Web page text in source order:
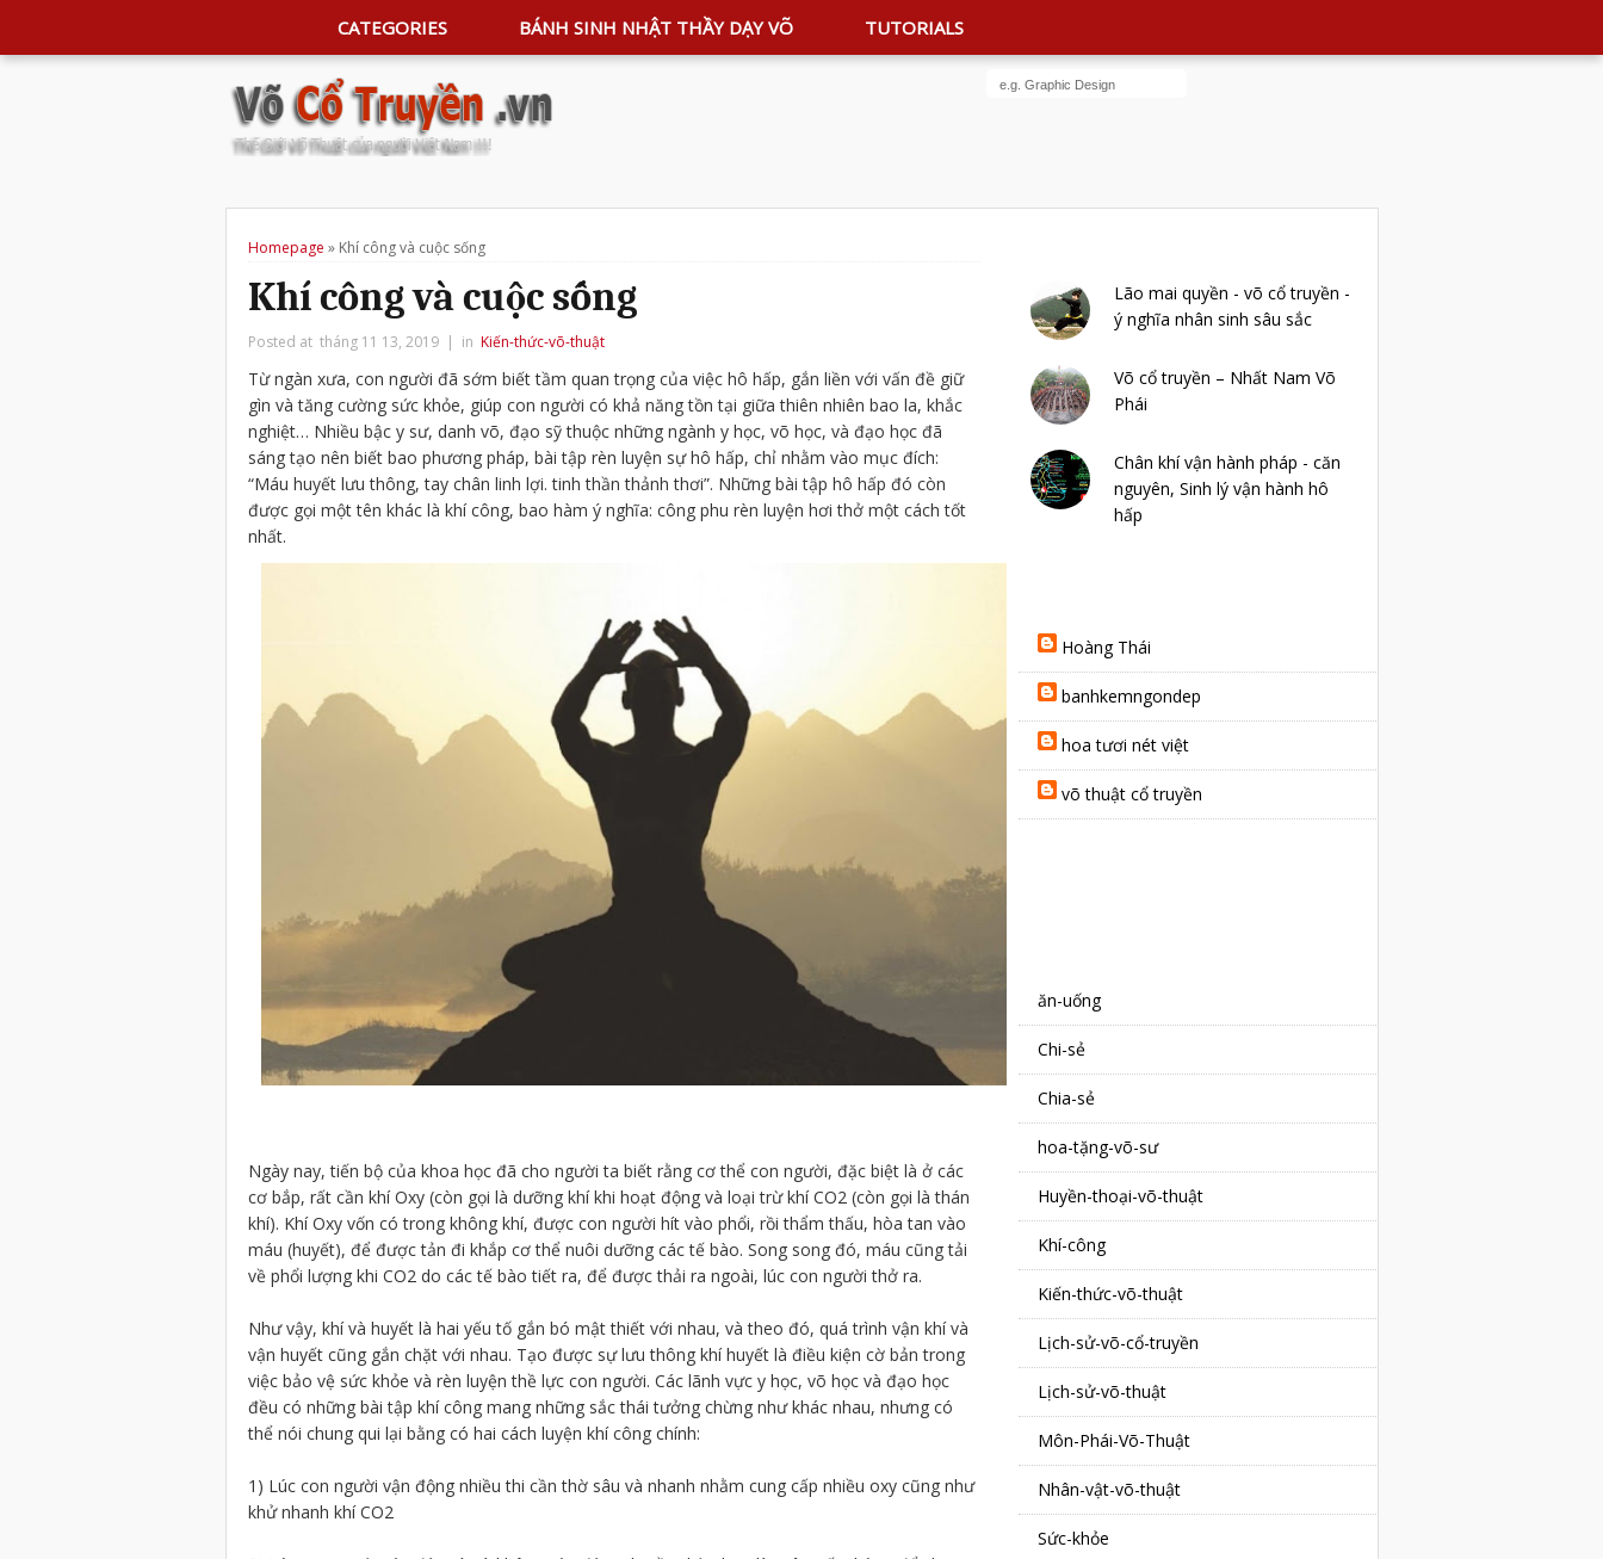
CATEGORIES BÁNH SINH NHẬT THẦY DẠY VÕ TUTORIALS
Homepage » Khí công và cuộc sống
Khí công và cuộc sống
Posted at tháng 11 13, 2019 | in Kiến-thức-võ-thuật
Từ ngàn xưa, con người đã sớm biết tầm quan trọng của việc hô hấp, gắn liền với vấn đề giữ
gìn và tăng cường sức khỏe, giúp con người có khả năng tồn tại giữa thiên nhiên bao la, khắc
nghiệt… Nhiều bậc y sư, danh võ, đạo sỹ thuộc những ngành y học, võ học, và đạo học đã
sáng tạo nên biết bao phương pháp, bài tập rèn luyện sự hô hấp, chỉ nhằm vào mục đích:
“Máu huyết lưu thông, tay chân linh lợi. tinh thần thảnh thơi”. Những bài tập hô hấp đó còn
được gọi một tên khác là khí công, bao hàm ý nghĩa: công phu rèn luyện hơi thở một cách tốt
nhất.
Ngày nay, tiến bộ của khoa học đã cho người ta biết rằng cơ thể con người, đặc biệt là ở các
cơ bắp, rất cần khí Oxy (còn gọi là dưỡng khí khi hoạt động và loại trừ khí CO2 (còn gọi là thán
khí). Khí Oxy vốn có trong không khí, được con người hít vào phổi, rồi thẩm thấu, hòa tan vào
máu (huyết), để được tản đi khắp cơ thể nuôi dưỡng các tế bào. Song song đó, máu cũng tải
về phổi lượng khi CO2 do các tế bào tiết ra, để được thải ra ngoài, lúc con người thở ra.
Như vậy, khí và huyết là hai yếu tố gắn bó mật thiết với nhau, và theo đó, quá trình vận khí và
vận huyết cũng gắn chặt với nhau. Tạo được sự lưu thông khí huyết là điều kiện cờ bản trong
việc bảo vệ sức khỏe và rèn luyện thề lực con người. Các lãnh vực y học, võ học và đạo học
đều có những bài tập khí công mang những sắc thái tưởng chừng như khác nhau, nhưng có
thể nói chung qui lại bằng có hai cách luyện khí công chính:
1) Lúc con người vận động nhiều thi cần thờ sâu và nhanh nhằm cung cấp nhiều oxy cũng như
khử nhanh khí CO2
Lão mai quyền - võ cổ truyền -
ý nghĩa nhân sinh sâu sắc
Võ cổ truyền – Nhất Nam Võ
Phái
Chân khí vận hành pháp - căn
nguyên, Sinh lý vận hành hô
hấp
Hoàng Thái
banhkemngondep
hoa tươi nét việt
võ thuật cổ truyền
ăn-uống
Chi-sẻ
Chia-sẻ
hoa-tặng-võ-sư
Huyền-thoại-võ-thuật
Khí-công
Kiến-thức-võ-thuật
Lịch-sử-võ-cổ-truyền
Lịch-sử-võ-thuật
Môn-Phái-Võ-Thuật
Nhân-vật-võ-thuật
Sức-khỏe